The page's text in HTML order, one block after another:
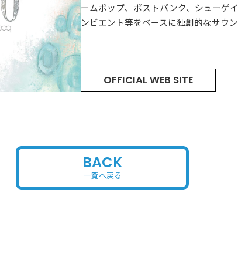
会社概要
採用情報
アナウンスセミナー
ームポップ、ポストパンク、シューゲ
ンビエント等をベースに独創的なサウ
OFFICIAL WEB SITE
BACK
一覧へ戻る